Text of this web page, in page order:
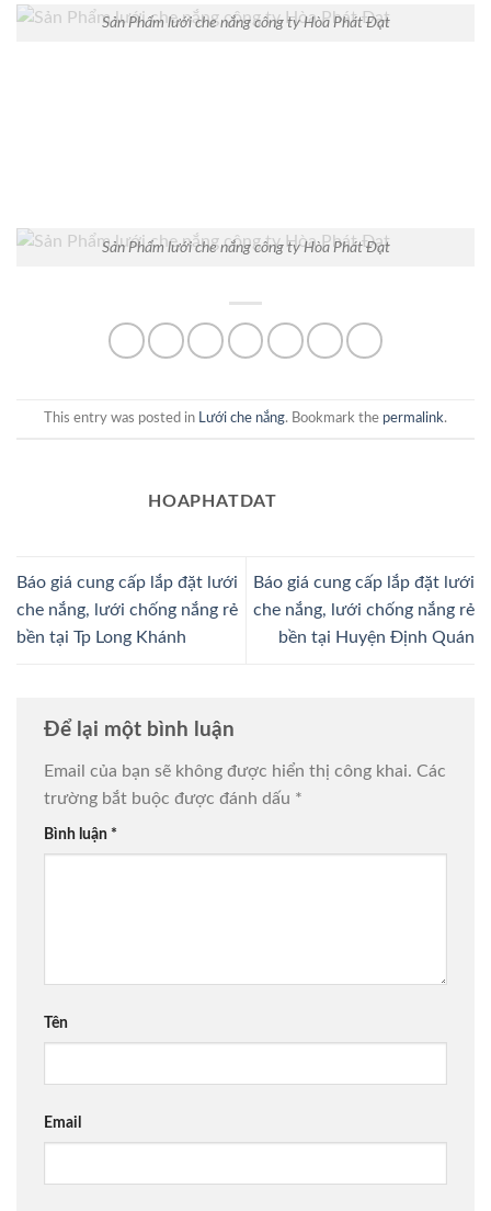
Sản Phẩm lưới che nắng công ty Hòa Phát Đạt
Sản Phẩm lưới che nắng công ty Hòa Phát Đạt
This entry was posted in Lưới che nắng. Bookmark the permalink.
HOAPHATDAT
Báo giá cung cấp lắp đặt lưới
che nắng, lưới chống nắng rẻ
bền tại Tp Long Khánh
Báo giá cung cấp lắp đặt lưới
che nắng, lưới chống nắng rẻ
bền tại Huyện Định Quán
Để lại một bình luận
Email của bạn sẽ không được hiển thị công khai. Các
trường bắt buộc được đánh dấu *
Bình luận *
Tên
Email